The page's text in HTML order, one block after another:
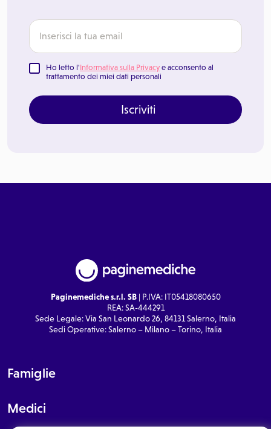
Ho letto l'Informativa sulla Privacy e acconsento al
trattamento dei miei dati personali
Iscriviti
Paginemediche s.r.l. SB| P.IVA: IT05418080650
REA: SA-444291
Sede Legale: Via San Leonardo 26, 84131 Salerno, Italia
Sedi Operative: Salerno – Milano – Torino, Italia
Famiglie
Medici